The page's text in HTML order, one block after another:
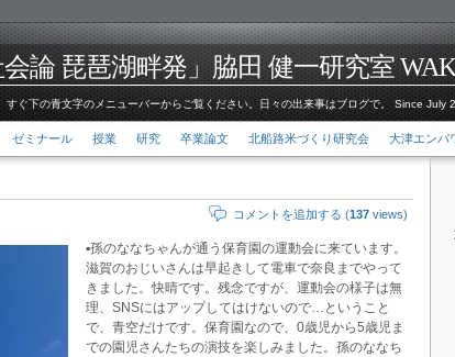
論 琵琶湖畔発」脇田 健一研究室
ぐ下の青文字のメニューバーからご覧ください。日々の出来事はブログで。 Since July
ゼミナール 授業 研究 卒業論文 北船路米づくり研究会 大津エンパ
コメントを追加する (137 views)
▪️孫のななちゃんが通う保育園の運動会に来ています。
滋賀のおじいさんは早起きして電車で奈良までやって
きました。快晴です。残念ですが、運動会の様子は無
理、SNSにはアップしてはけないので…ということ
で、青空だけです。保育園なので、0歳児から5歳児ま
での園児さんたちの演技を楽しみました。孫のななち